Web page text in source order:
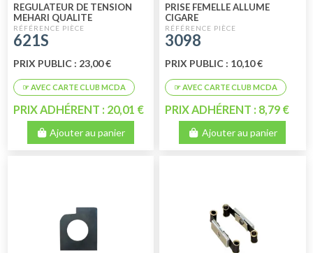
REGULATEUR DE TENSION
MEHARI QUALITE
SUPERIEURE
621S
PRIX PUBLIC : 23,00 €
PRIX ADHÉRENT : 20,01 €
Ajouter au panier
PRISE FEMELLE ALLUME
CIGARE
3098
PRIX PUBLIC : 10,10 €
PRIX ADHÉRENT : 8,79 €
Ajouter au panier